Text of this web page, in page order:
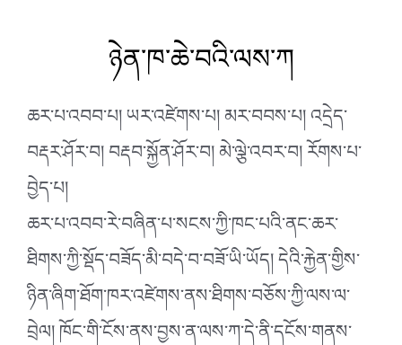
ཉེན་ཁ་ཆེ་བའི་ལས་ཀ
ཆར་པ་འབབ་པ། ཡར་འཛེགས་པ། མར་བབས་པ། འདྲེད་
བརྡར་ཤོར་བ། བརྡབ་སྐྱོན་ཤོར་བ། མེ་ལྕེ་འབར་བ། རོགས་པ་
བྱེད་པ།
ཆར་པ་འབབ་རེ་བཞིན་པ་སངས་ཀྱི་ཁང་པའི་ནང་ཆར་
ཐིགས་ཀྱི་སྡོད་བཟོད་མི་བདེ་བ་བཟོ་ཡི་ཡོད། དེའི་རྐྱེན་གྱིས་
ཉིན་ཞིག་ཐོག་ཁར་འཛེགས་ནས་ཐིགས་བཅོས་ཀྱི་ལས་ལ་